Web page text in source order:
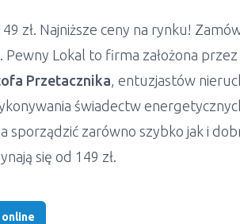
zł. Najniższe ceny na rynku!
Lokal to firma założona przez
Przetacznika, entuzjastów
świadectw
sporządzić zarówno szybko jak i
się od 149 zł.